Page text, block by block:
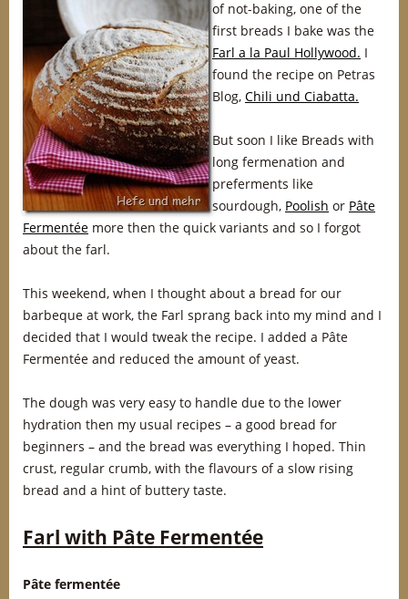
of not-baking, one of the
first breads I bake was the
Farl a la Paul Hollywood. I
found the recipe on Petras
Blog, Chili und Ciabatta.
But soon I like Breads with
long fermenation and
preferments like
sourdough, Poolish or Pâte
Fermentée more then the quick variants and so I forgot
about the farl.
This weekend, when I thought about a bread for our
barbeque at work, the Farl sprang back into my mind and I
decided that I would tweak the recipe. I added a Pâte
Fermentée and reduced the amount of yeast.
The dough was very easy to handle due to the lower
hydration then my usual recipes – a good bread for
beginners – and the bread was everything I hoped. Thin
crust, regular crumb, with the flavours of a slow rising
bread and a hint of buttery taste.
Farl with Pâte Fermentée
Pâte fermentée